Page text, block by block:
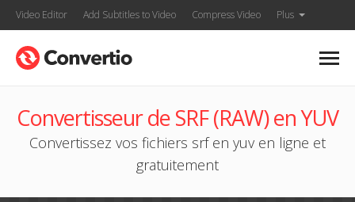
Video Editor Add Subtitles to Video Compress Video Plus
Convertisseur de SRF (RAW) en YUV
Convertissez vos fichiers srf en yuv en ligne et
gratuitement